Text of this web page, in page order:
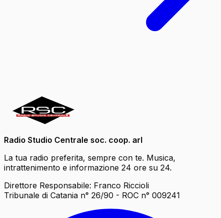
Radio Studio Centrale soc. coop. arl
La tua radio preferita, sempre con te. Musica,
intrattenimento e informazione 24 ore su 24.
Direttore Responsabile: Franco Riccioli
Tribunale di Catania n° 26/90 - ROC n° 009241